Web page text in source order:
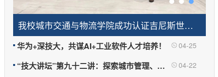
我校城市交通与物流学院成功认证吉尼斯世界纪录
深技大VS深天使！科技成果转化开“直通车”
赴大亚湾开发区调研，与企业签约！深技大加...
我校城市交通与物流学院成功认证吉尼斯世界纪录
华为+深技大，共谋AI+工业软件人才培养！ 04-25
“技大讲坛”第九十二讲：探索城市管理、新质... 04-22